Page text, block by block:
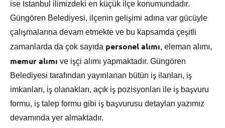
ise İstanbul ilimizdeki en küçük ilçe konumundadır.
Güngören Belediyesi, ilçenin gelişimi adına var gücüyle
çalışmalarına devam etmekte ve bu kapsamda çeşitli
zamanlarda da çok sayıda personel alımı, eleman alımı,
memur alımı ve işçi alımı yapmaktadır. Güngören
Belediyesi tarafından yayınlanan bütün iş ilanları, iş
imkanları, iş olanakları, açık iş pozisyonları ile iş başvuru
formu, iş talep formu gibi iş başvurusu detayları yazımız
devamında yer almaktadır.